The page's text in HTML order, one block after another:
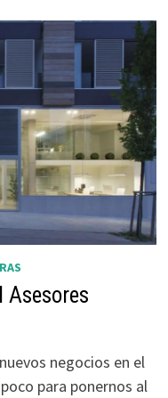
Asesores
negocios en el
para ponernos al